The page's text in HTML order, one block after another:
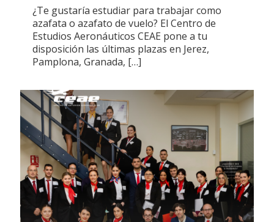
¿Te gustaría estudiar para trabajar como
azafata o azafato de vuelo? El Centro de
Estudios Aeronáuticos CEAE pone a tu
disposición las últimas plazas en Jerez,
Pamplona, Granada, […]